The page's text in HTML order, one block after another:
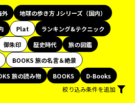
外
地球の歩き方 Jシリーズ（国内）
Plat
ランキング&テクニック
御朱印 歴史時代
旅の図鑑
BOOKS 旅の名言＆絶景
旅の読み物 BOOKS
D-Books
絞り込み条件を追加